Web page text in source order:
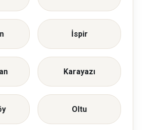
İspir
Karayazı
Oltu